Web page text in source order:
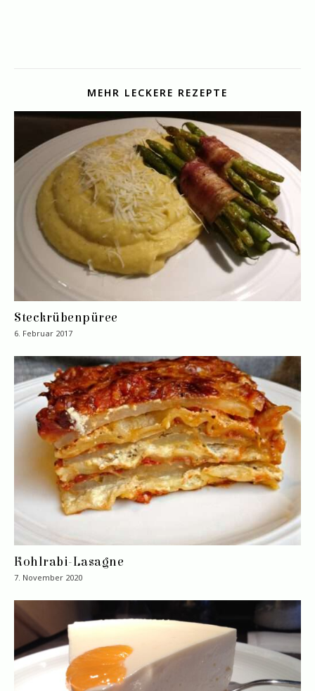
MEHR LECKERE REZEPTE
Steckrübenpüree
6. Februar 2017
Kohlrabi-Lasagne
7. November 2020